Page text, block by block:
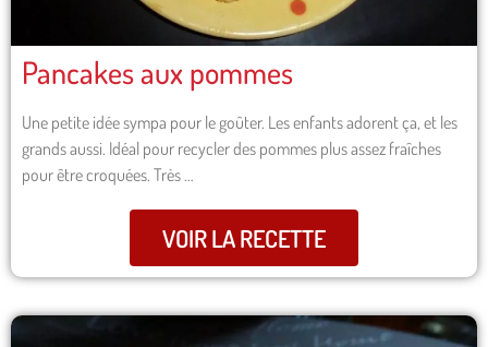
Pancakes aux pommes
Une petite idée sympa pour le goûter. Les enfants adorent ça, et les
grands aussi. Idéal pour recycler des pommes plus assez fraîches
pour être croquées. Très …
VOIR LA RECETTE